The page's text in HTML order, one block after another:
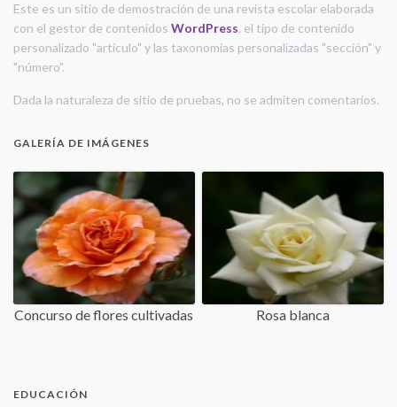
Este es un sitio de demostración de una revista escolar elaborada
con el gestor de contenidos WordPress, el tipo de contenido
personalizado "artículo" y las taxonomías personalizadas "sección" y
"número".
Dada la naturaleza de sitio de pruebas, no se admiten comentarios.
GALERÍA DE IMÁGENES
Concurso de flores cultivadas Rosa blanca
EDUCACIÓN